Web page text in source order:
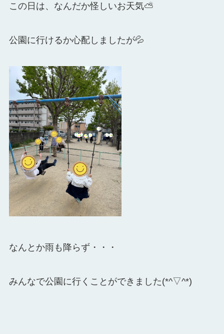
この日は、なんだか怪しいお天気⛅
公園に行けるか心配しましたが💦
なんとか雨も降らず・・・
みんなで公園に行くことができました(*^▽^*)